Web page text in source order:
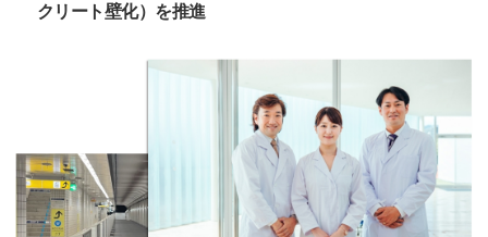
クリート壁化）を推進